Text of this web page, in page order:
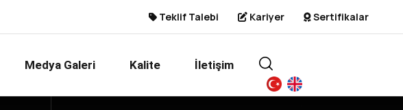
Teklif Talebi Kariyer Sertifikalar
Medya Galeri Kalite İletişim